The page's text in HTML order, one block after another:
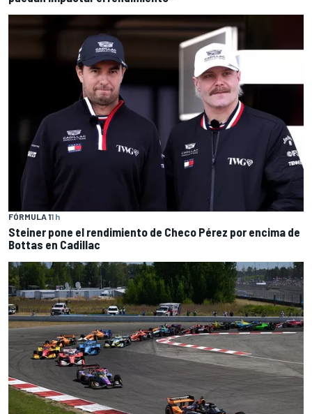
FÓRMULA 11 h
Steiner pone el rendimiento de Checo Pérez por encima de
Bottas en Cadillac